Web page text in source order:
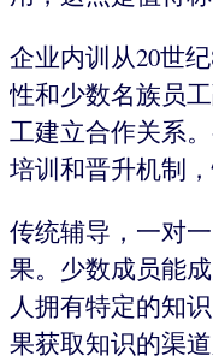
企业内训从20世
性和少数名族员
工建立合作关系
培训和晋升机制，
传统辅导，一对
果。少数成员能
人拥有特定的知
果获取知识的渠